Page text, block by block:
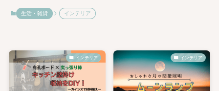
生活・雑貨 インテリア
インテリア インテリア